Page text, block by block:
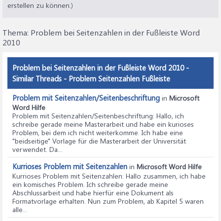
erstellen zu können.)
Thema: Problem bei Seitenzahlen in der Fußleiste Word
2010
Problem bei Seitenzahlen in der Fußleiste Word 2010 -
Similar Threads - Problem Seitenzahlen Fußleiste
Problem mit Seitenzahlen/Seitenbeschriftung in Microsoft
Word Hilfe
Problem mit Seitenzahlen/Seitenbeschriftung: Hallo, ich
schreibe gerade meine Masterarbeit und habe ein kurioses
Problem, bei dem ich nicht weiterkomme. Ich habe eine
"beidseitige" Vorlage für die Masterarbeit der Universität
verwendet. Da...
Kurrioses Problem mit Seitenzahlen in Microsoft Word Hilfe
Kurrioses Problem mit Seitenzahlen: Hallo zusammen, ich habe
ein komisches Problem. Ich schreibe gerade meine
Abschlussarbeit und habe hierfür eine Dokument als
Formatvorlage erhalten. Nun zum Problem, ab Kapitel 5 waren
alle...